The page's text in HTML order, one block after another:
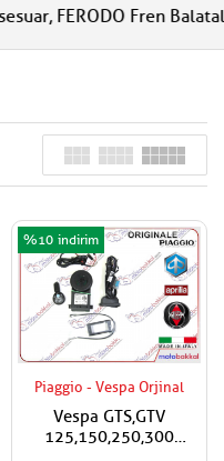
Fren Balataları,
Piaggio - Vespa Orjinal
Vespa GTS,GTV
125,150,250,300
%10